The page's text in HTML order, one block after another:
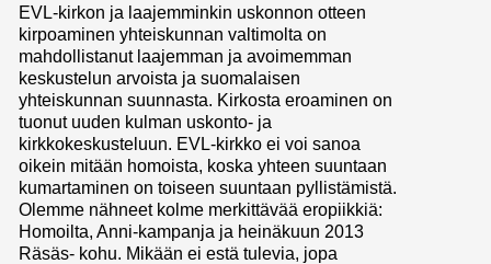
EVL-kirkon ja laajemminkin uskonnon otteen
kirpoaminen yhteiskunnan valtimolta on
mahdollistanut laajemman ja avoimemman
keskustelun arvoista ja suomalaisen
yhteiskunnan suunnasta. Kirkosta eroaminen on
tuonut uuden kulman uskonto- ja
kirkkokeskusteluun. EVL-kirkko ei voi sanoa
oikein mitään homoista, koska yhteen suuntaan
kumartaminen on toiseen suuntaan pyllistämistä.
Olemme nähneet kolme merkittävää eropiikkiä:
Homoilta, Anni-kampanja ja heinäkuun 2013
Räsäs- kohu. Mikään ei estä tulevia, jopa